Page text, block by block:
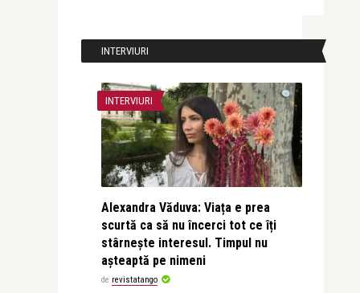
INTERVIURI
INTERVIURI
Alexandra Văduva: Viața e prea
scurtă ca să nu încerci tot ce îți
stârnește interesul. Timpul nu
așteaptă pe nimeni
de revistatango